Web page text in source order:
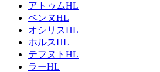
アトゥムHL
ベンヌHL
オシリスHL
ホルスHL
テフヌトHL
ラーHL